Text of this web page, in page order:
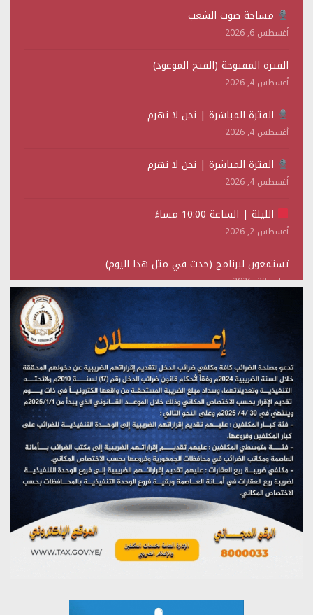
مساحة صوت الشعب
أغسطس 6, 2026
الفترة المفتوحة (الفتح الموعود)
أغسطس 4, 2026
الفترة المباشرة | نحن لا نهزم
أغسطس 4, 2026
الفترة المباشرة | نحن لا نهزم
أغسطس 4, 2026
الليلة | الساعة 10:00 مساءً
أغسطس 2, 2026
تستمعون لبرنامج (حدث في مثل هذا اليوم)
يوليو 28, 2026
(نحن لا نهزم) بث مباشر
تستمعون لبرنامج (هندسة الوهم)
يوليو 28, 2026
مؤتمر صحفي لمركز عين الإنسانية حول جرائم تحالف العدوان
على اليمن
يوليو 27, 2026
تستمعون لبرنامج (مع السيد القائد)
يوليو 26, 2026